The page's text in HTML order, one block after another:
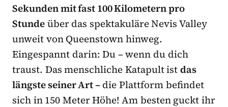
Sekunden mit fast 100 Kilometern pro
Stundeüber das spektakuläre Nevis Valley
unweit von Queenstown hinweg.
Eingespannt darin: Du – wenn du dich
traust. Das menschliche Katapult istdas
längste seiner Art –die Plattform befindet
sich in 150 Meter Höhe! Am besten guckt ihr